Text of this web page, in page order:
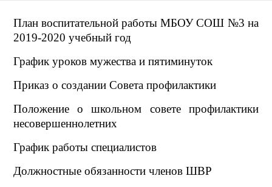
План воспитательной работы МБОУ СОШ №3 на
2019-2020 учебный год
График уроков мужества и пятиминуток
Приказ о создании Совета профилактики
Положение о школьном совете профилактики
несовершеннолетних
График работы специалистов
Должностные обязанности членов ШВР